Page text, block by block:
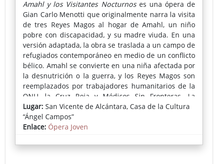
Amahl y los Visitantes Nocturnos es una ópera de
Gian Carlo Menotti que originalmente narra la visita
de tres Reyes Magos al hogar de Amahl, un niño
pobre con discapacidad, y su madre viuda. En una
versión adaptada, la obra se traslada a un campo de
refugiados contemporáneo en medio de un conflicto
bélico. Amahl se convierte en una niña afectada por
la desnutrición o la guerra, y los Reyes Magos son
reemplazados por trabajadores humanitarios de la
ONU, la Cruz Roja y Médicos Sin Fronteras. La
adaptación resalta el impacto de la intervención
humanitaria, la compasión y la esperanza en un
contexto de desesperación moderna.
Lugar: San Vicente de Alcántara, Casa de la Cultura
“Ángel Campos”
Enlace: Ópera Joven